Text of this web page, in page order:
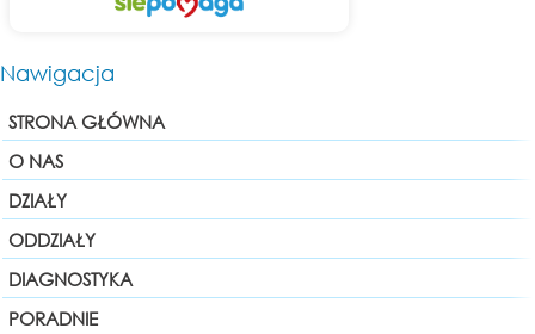
Nawigacja
STRONA GŁÓWNA
O NAS
DZIAŁY
ODDZIAŁY
DIAGNOSTYKA
PORADNIE